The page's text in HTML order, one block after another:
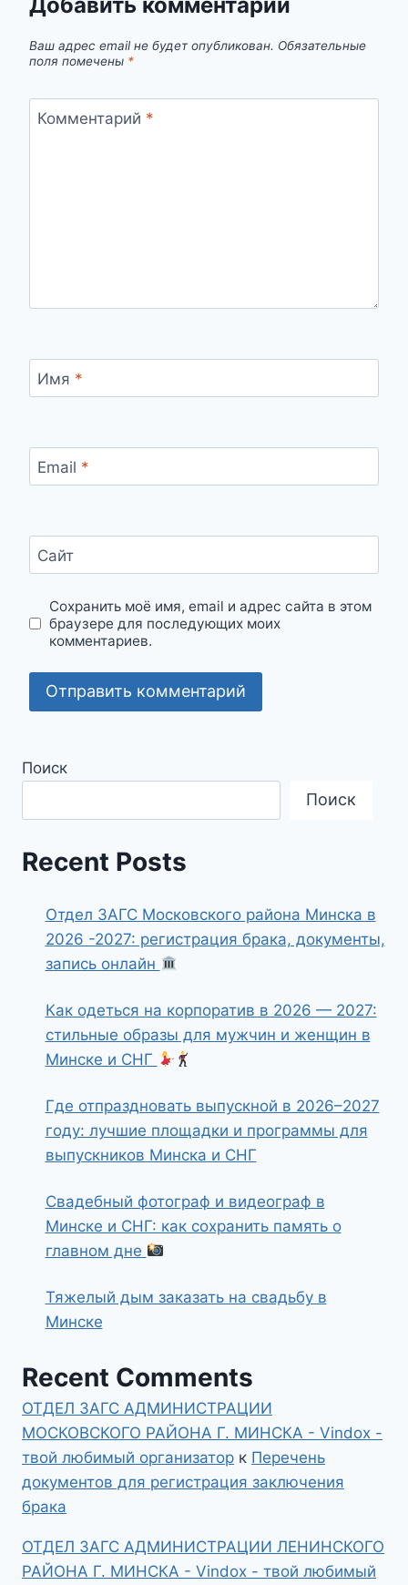
Добавить комментарий
Ваш адрес email не будет опубликован. Обязательные
поля помечены *
Комментарий *
Имя *
Email *
Сайт
Сохранить моё имя, email и адрес сайта в этом
браузере для последующих моих
комментариев.
Поиск
Поиск
Recent Posts
Отдел ЗАГС Московского района Минска в
2026 -2027: регистрация брака, документы,
запись онлайн
Как одеться на корпоратив в 2026 — 2027:
стильные образы для мужчин и женщин в
Минске и СНГ
Где отпраздновать выпускной в 2026–2027
году: лучшие площадки и программы для
выпускников Минска и СНГ
Свадебный фотограф и видеограф в
Минске и СНГ: как сохранить память о
главном дне
Тяжелый дым заказать на свадьбу в
Минске
Recent Comments
ОТДЕЛ ЗАГС АДМИНИСТРАЦИИ
МОСКОВСКОГО РАЙОНА Г. МИНСКА - Vindox -
твой любимый организатор к Перечень
документов для регистрация заключения
брака
ОТДЕЛ ЗАГС АДМИНИСТРАЦИИ ЛЕНИНСКОГО
РАЙОНА Г. МИНСКА - Vindox - твой любимый